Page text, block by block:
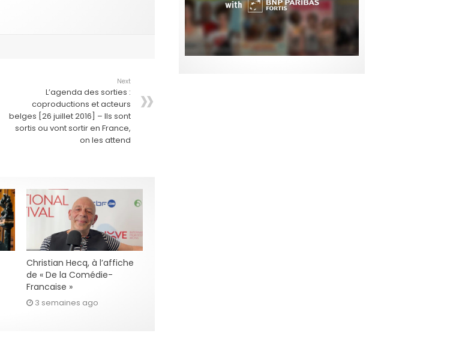
Next
L’agenda des sorties :
coproductions et acteurs
belges [26 juillet 2016] – Ils sont
sortis ou vont sortir en France,
on les attend
Christian Hecq, à l’affiche
de « De la Comédie-
Francaise »
3 semaines ago